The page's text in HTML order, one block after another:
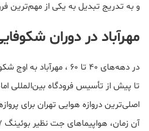
و به تدریج تبدیل به یکی از مهم‌ترین
مهرآباد در دوران
در دهه‌های ۴۰ تا ۶۰ ،
اصلی‌ترین دروازه هوایی تهران برای